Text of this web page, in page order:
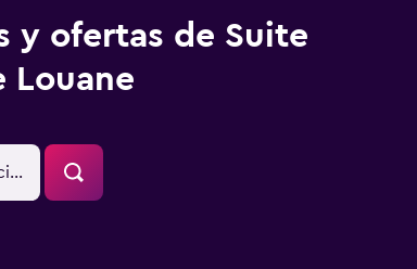
y ofertas de Suite
Louane